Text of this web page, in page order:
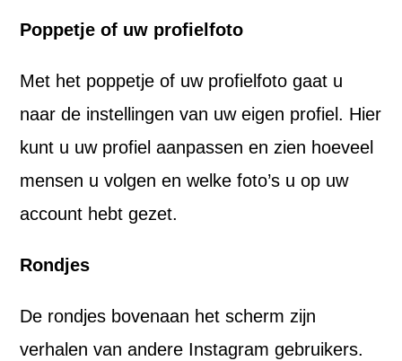
Poppetje of uw profielfoto
Met het poppetje of uw profielfoto gaat u
naar de instellingen van uw eigen profiel. Hier
kunt u uw profiel aanpassen en zien hoeveel
mensen u volgen en welke foto’s u op uw
account hebt gezet.
Rondjes
De rondjes bovenaan het scherm zijn
verhalen van andere Instagram gebruikers.